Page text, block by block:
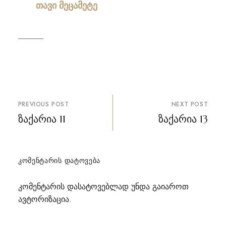
თავი მეცამეტე
პოსტის
ნავიგაცია
PREVIOUS POST
ზაქარია 11
NEXT POST
ზაქარია 13
ᲙᲝᲛᲔᲜᲢᲐᲠᲘᲡ ᲓᲐᲢᲝᲕᲔᲑᲐ
კომენტარის დასატოვებლად უნდა გაიაროთ
ავტორიზაცია.